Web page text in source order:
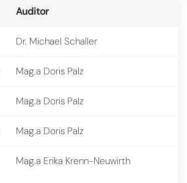
Auditor
Dr. Michael Schaller
Mag.a Doris Palz
Mag.a Doris Palz
Mag.a Doris Palz
Mag.a Erika Krenn-Neuwirth